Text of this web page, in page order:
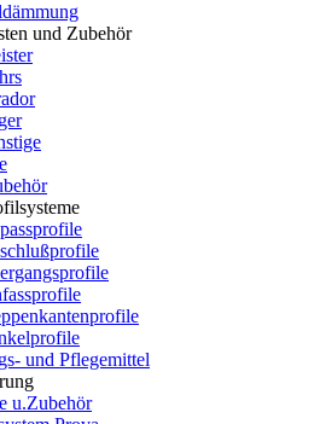
und Zubehör
und Pflegemittel
u.Zubehör